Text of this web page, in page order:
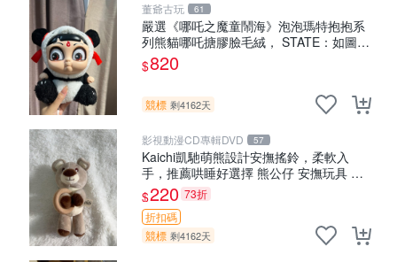
董爺古玩 61
嚴選《哪吒之魔童鬧海》泡泡瑪特抱抱系
列熊貓哪吒搪膠臉毛絨， STATE：如圖顯
示 哪吒 毛絨公仔 泡泡瑪特
$820
競標 剩4162天
影視動漫CD專輯DVD 57
Kaichi凱馳萌熊設計安撫搖鈴，柔軟入
手，推薦哄睡好選擇 熊公仔 安撫玩具 喂
食環
$220 73折
折扣碼
競標 剩4162天